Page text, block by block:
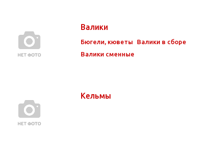
Валики
Бюгели, кюветы
Валики в сборе
Валики сменные
Кельмы